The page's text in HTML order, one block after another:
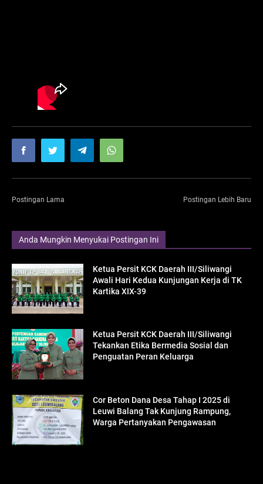
Postingan Lama Postingan Lebih Baru
Anda Mungkin Menyukai Postingan Ini
Ketua Persit KCK Daerah III/Siliwangi
Awali Hari Kedua Kunjungan Kerja di TK
Kartika XIX-39
Ketua Persit KCK Daerah III/Siliwangi
Tekankan Etika Bermedia Sosial dan
Penguatan Peran Keluarga
Cor Beton Dana Desa Tahap I 2025 di
Leuwi Balang Tak Kunjung Rampung,
Warga Pertanyakan Pengawasan